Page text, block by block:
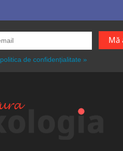
politica de confidențialitate »